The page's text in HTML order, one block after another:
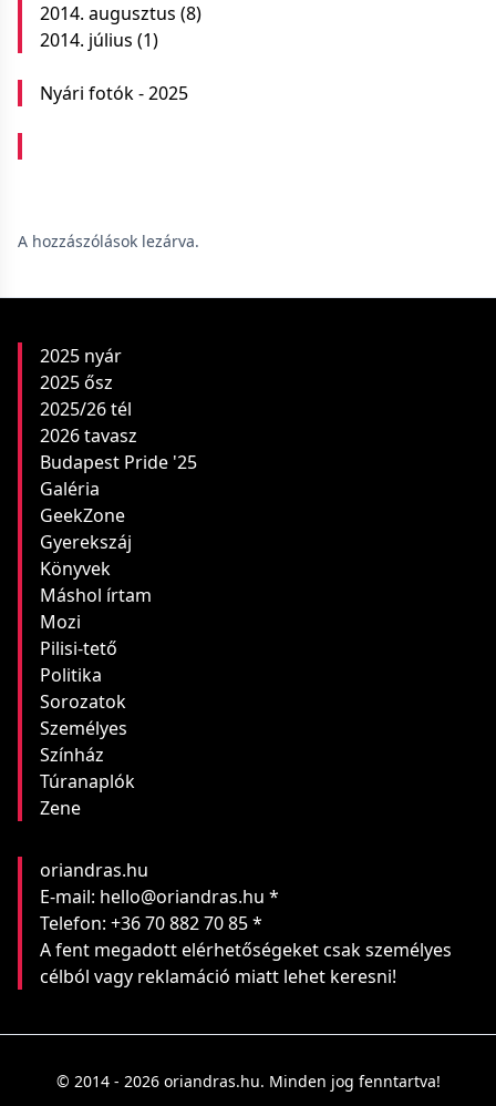
2014. augusztus (8)
2014. július (1)
Nyári fotók - 2025
A hozzászólások lezárva.
2025 nyár
2025 ősz
2025/26 tél
2026 tavasz
Budapest Pride '25
Galéria
GeekZone
Gyerekszáj
Könyvek
Máshol írtam
Mozi
Pilisi-tető
Politika
Sorozatok
Személyes
Színház
Túranaplók
Zene
oriandras.hu
E-mail: hello@oriandras.hu *
Telefon: +36 70 882 70 85 *
A fent megadott elérhetőségeket csak személyes
célból vagy reklamáció miatt lehet keresni!
© 2014 - 2026 oriandras.hu. Minden jog fenntartva!